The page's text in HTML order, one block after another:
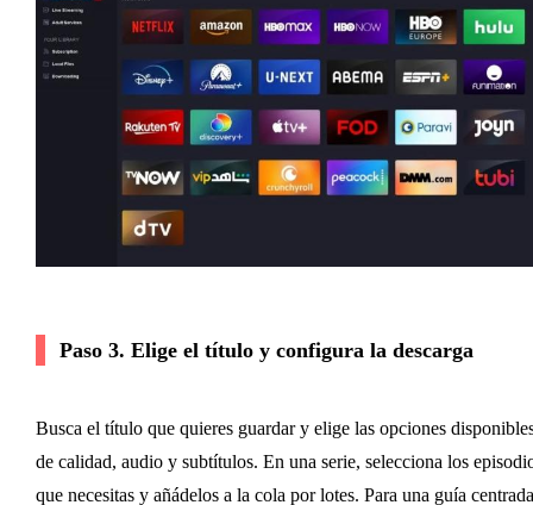
Paso 3. Elige el título y configura la descarga
Busca el título que quieres guardar y elige las opciones
de calidad, audio y subtítulos. En una serie, selecciona los
que necesitas y añádelos a la cola por lotes. Para una guía centrada